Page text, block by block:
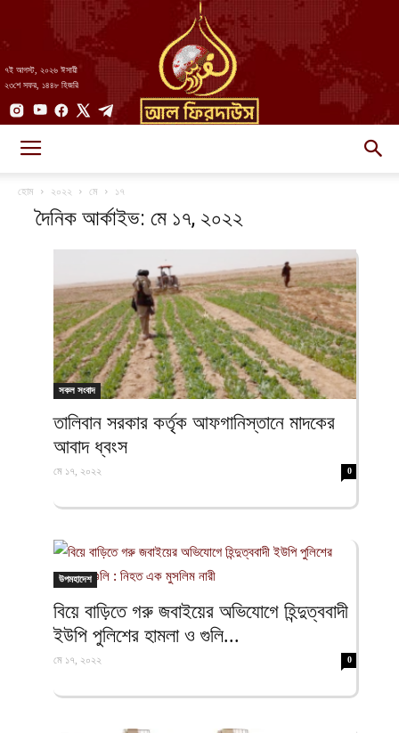
৭ই আগস্ট, ২০২৬ ঈসায়ী
২৩শে সফর, ১৪৪৮ হিজরি
আল-
ফিরদাউস
হোম ২০২২ মে ১৭
দৈনিক আর্কাইভ: মে ১৭, ২০২২
সকল সংবাদ
তালিবান সরকার কর্তৃক আফগানিস্তানে মাদকের
আবাদ ধ্বংস
মে ১৭, ২০২২ 0
উপমহাদেশ
বিয়ে বাড়িতে গরু জবাইয়ের অভিযোগে হিন্দুত্ববাদী
ইউপি পুলিশের হামলা ও গুলি...
মে ১৭, ২০২২ 0